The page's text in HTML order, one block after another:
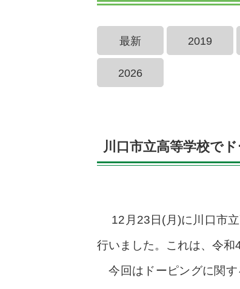
最新 2019
2026
川口市立高等学校で
12月23日(月)に川口市立
行いました。これは、令
今回はドーピングに関す